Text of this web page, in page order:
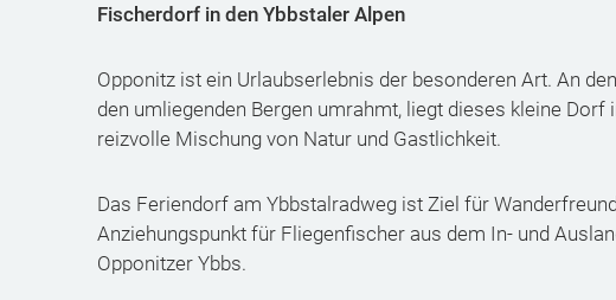
Fischerdorf in den Ybbstaler Alpen
Opponitz ist ein Urlaubserlebnis der besonderen Art. An
den umliegenden Bergen umrahmt, liegt dieses kleine
reizvolle Mischung von Natur und Gastlichkeit.
Das Feriendorf am Ybbstalradweg ist Ziel für
Anziehungspunkt für Fliegenfischer aus dem In- und
Opponitzer Ybbs.